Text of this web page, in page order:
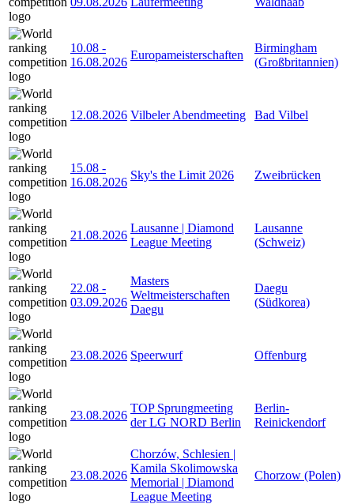
10.08 -
16.08.2026
Europameisterschaften
Birmingham
(Großbritannien)
12.08.2026 Vilbeler Abendmeeting Bad Vilbel
15.08 -
16.08.2026
Sky's the Limit 2026 Zweibrücken
21.08.2026
Lausanne | Diamond
League Meeting
Lausanne
(Schweiz)
22.08 -
03.09.2026
Masters
Weltmeisterschaften
Daegu
Daegu
(Südkorea)
23.08.2026 Speerwurf Offenburg
23.08.2026
TOP Sprungmeeting
der LG NORD Berlin
Berlin-
Reinickendorf
23.08.2026
Chorzów, Schlesien |
Kamila Skolimowska
Memorial | Diamond
League Meeting
Chorzow (Polen)